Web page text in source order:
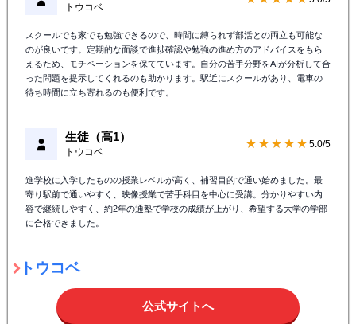
トウコベ
スクールでも家でも勉強できるので、時間に縛られず部活との両立も可能な
のが良いです。定期的な面談で進捗確認や勉強の進め方のアドバイスをもら
えるため、モチベーションを保てています。自分の苦手分野をAIが分析して合
った問題を提示してくれるのも助かります。駅近にスクールがあり、電車の
待ち時間に立ち寄れるのも便利です。
生徒（高1）
トウコベ
★★★★★ 5.0/5
進学校に入学したものの授業レベルが高く、補習目的で通い始めました。最
寄り駅前で通いやすく、映像授業で苦手科目を中心に受講。分かりやすい内
容で継続しやすく、約2年の通塾で学校の成績が上がり、希望する大学の学部
に合格できました。
トウコベ
公式サイトへ